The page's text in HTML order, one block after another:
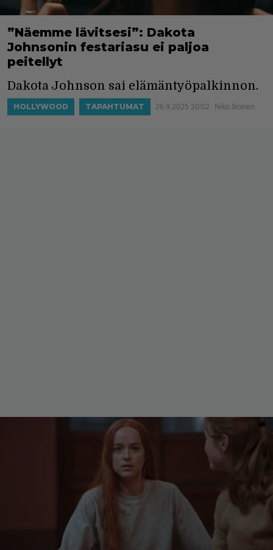
”Näemme lävitsesi”: Dakota
Johnsonin festariasu ei paljoa
peitellyt
Dakota Johnson sai elämäntyöpalkinnon.
HOLLYWOOD TAPAHTUMAT 26.9.2025 20:02 Niko Ikonen